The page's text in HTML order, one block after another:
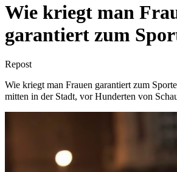
Wie kriegt man
garantiert zum
Repost
Wie kriegt man Frauen garantiert zum
mitten in der Stadt, vor Hunderten von